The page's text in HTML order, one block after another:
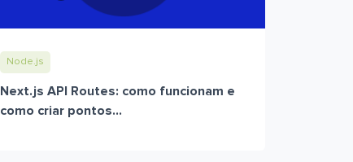
Node.js
Next.js API Routes: como funcionam e
como criar pontos...